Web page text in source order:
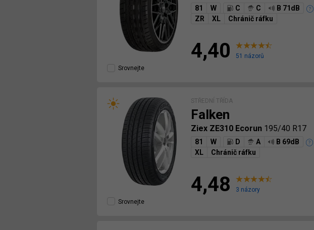
81 W C C
B 71dB
ZR
XL Chránič ráfku
4,40
51 názorů
Srovnejte
STŘEDNÍ TŘÍDA
Falken
Ziex ZE310 Ecorun 195/40 R17
81 W D A
B 69dB
XL
Chránič ráfku
4,48
3 názory
Srovnejte